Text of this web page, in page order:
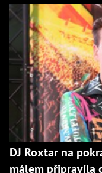
DJ Roxtar na
málem připravila